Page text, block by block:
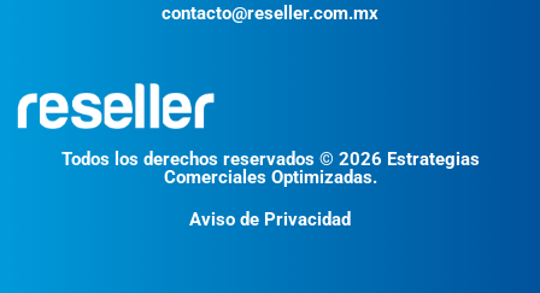
contacto@reseller.com.mx
Todos los derechos reservados © 2026 Estrategias
Comerciales Optimizadas.
Aviso de Privacidad